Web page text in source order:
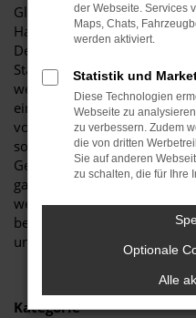
Glückwunsch: der CUPRA
Hagen und ist ganz sicher
Der Vorteil dieses Modells
Stadtverkehr als auch
werden. Hinzu kommt eine
eine enorme Effizienz
von Budde Automobile
sowohl als Neuwagen als
Gebraucht- oder
ganz große Auswahl und
welchem Modell Sie fortan
beraten Sie gerne und
und Antwort.
Kategorie
der Webseite. Services
Maps, Chats,
werden aktiviert.
Statistik und
Diese Technologien
Webseite zu
zu verbessern. Zudem
die von dritten
Sie auf anderen
zu schalten, die für Ihre
Optionale
Alle